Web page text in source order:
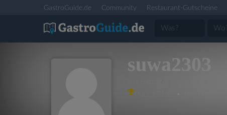
GastroGuide.de Community Restaurant-Gutscheine
suwa2303